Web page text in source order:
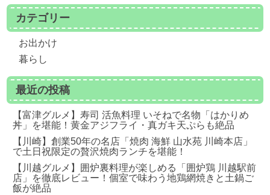
カテゴリー
お出かけ
暮らし
最近の投稿
【富津グルメ】寿司 活魚料理 いそねで名物「はかりめ
丼」を堪能！黄金アジフライ・真ガキ天ぷらも絶品
【川崎】創業50年の名店「焼肉 海鮮 山水苑 川崎本店」
で土日祝限定の贅沢焼肉ランチを堪能！
【川越グルメ】囲炉裏料理が楽しめる「囲炉鶏 川越駅前
店」を徹底レビュー！個室で味わう地鶏網焼きと土鍋ご
飯が絶品